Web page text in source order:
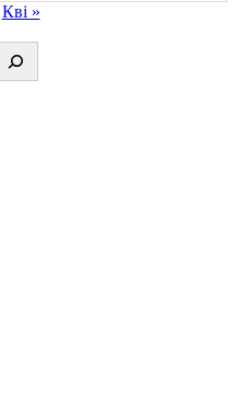
Кві »